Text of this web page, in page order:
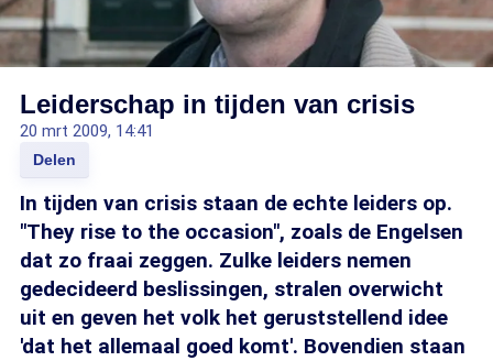
Leiderschap in tijden van crisis
20 mrt 2009, 14:41
Delen
In tijden van crisis staan de echte leiders op.
"They rise to the occasion", zoals de Engelsen
dat zo fraai zeggen. Zulke leiders nemen
gedecideerd beslissingen, stralen overwicht
uit en geven het volk het geruststellend idee
'dat het allemaal goed komt'. Bovendien staan